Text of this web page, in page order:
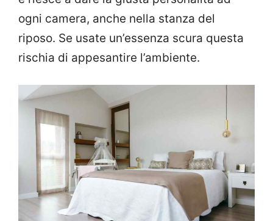
ogni camera, anche nella stanza del
riposo. Se usate un’essenza scura questa
rischia di appesantire l’ambiente.